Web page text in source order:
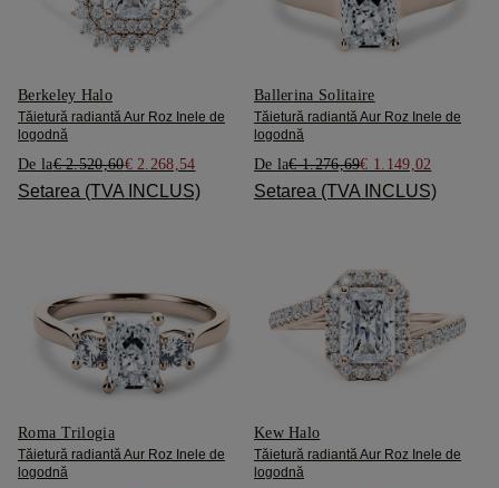
Berkeley Halo
Tăietură radiantă Aur Roz Inele de
logodnă
De la€ 2.520,60€ 2.268,54
Setarea (TVA INCLUS)
Ballerina Solitaire
Tăietură radiantă Aur Roz Inele de
logodnă
De la€ 1.276,69€ 1.149,02
Setarea (TVA INCLUS)
Roma Trilogia
Tăietură radiantă Aur Roz Inele de
logodnă
Kew Halo
Tăietură radiantă Aur Roz Inele de
logodnă